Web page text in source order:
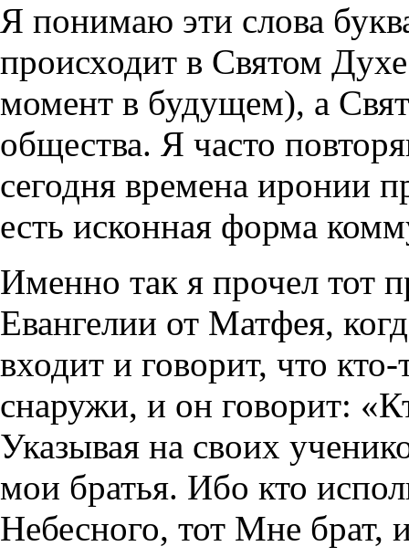
Я понимаю эти слова
происходит в Святом
момент в будущем), а
общества. Я часто
сегодня времена иронии
есть исконная форма
Именно так я прочел тот
Евангелии от Матфея,
входит и говорит, что
снаружи, и он говорит:
Указывая на своих
мои братья. Ибо кто
Небесного, тот Мне брат,